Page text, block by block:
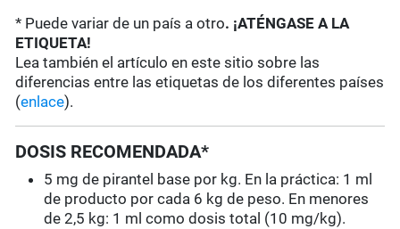
* Puede variar de un país a otro. ¡ATÉNGASE A LA
ETIQUETA!
Lea también el artículo en este sitio sobre las
diferencias entre las etiquetas de los diferentes países
(enlace).
DOSIS RECOMENDADA*
5 mg de pirantel base por kg. En la práctica: 1 ml
de producto por cada 6 kg de peso. En menores
de 2,5 kg: 1 ml como dosis total (10 mg/kg).